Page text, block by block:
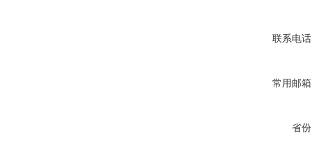
联系电
常用邮
省